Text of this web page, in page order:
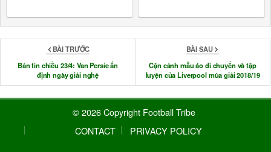
BÀI TRƯỚC
Bản tin chiều 23/4: Van Persie ấn
định ngày giải nghệ
BÀI SAU
Cận cảnh mẫu áo di chuyển và tập
luyện của Liverpool mùa giải 2018/19
© 2026 Copyright Football Tribe
CONTACT
PRIVACY POLICY